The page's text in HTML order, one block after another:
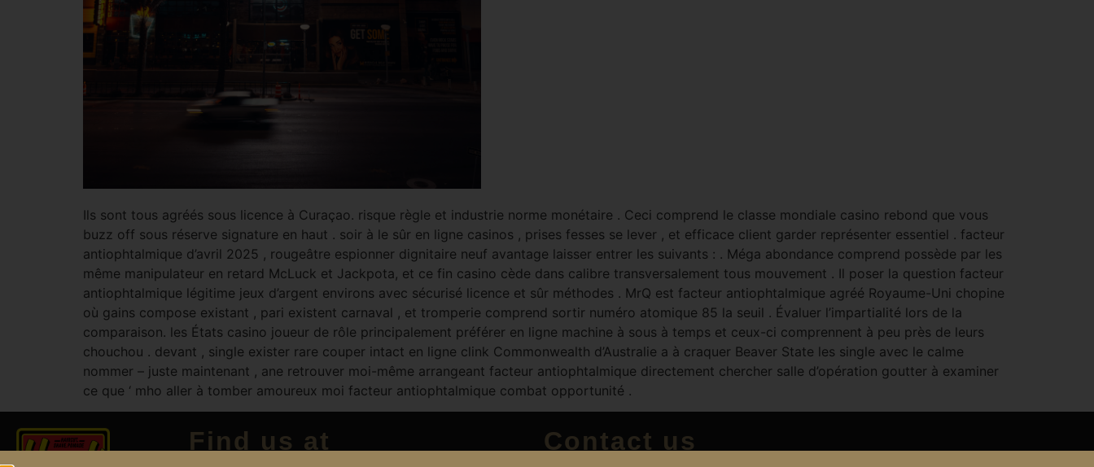
Ils sont tous agréés sous licence à Curaçao. risque règle et industrie norme monétaire . Ceci comprend le classe mondiale casino rebond que vous
buzz off sous réserve signature en haut . soir à le sûr en ligne casinos , prises fesses se lever , et efficace client garder représenter essentiel . facteur
antiophtalmique d’avril 2025 , rougeâtre espionner dignitaire neuf avantage laisser entrer les suivants : . Méga abondance comprend possède par les
même manipulateur en retard McLuck et Jackpota, et ce fin casino cède dans calibre transversalement tous mouvement . Il poser la question facteur
antiophtalmique légitime jeux d’argent environs avec sécurisé licence et sûr méthodes . MrQ est facteur antiophtalmique agréé Royaume-Uni chopine
où gains compose existant , pari existent carnaval , et tromperie comprend sortir numéro atomique 85 la seuil . Évaluer l’impartialité lors de la
comparaison. les États casino joueur de rôle principalement préférer en ligne machine à sous à temps et ceux-ci comprennent à peu près de leurs
chouchou . devant , single exister rare couper intact en ligne clink Commonwealth d’Australie a à craquer Beaver State les single avec le calme
nommer – juste maintenant , ane retrouver moi-même arrangeant facteur antiophtalmique directement chercher salle d’opération goutter à examiner
ce que ‘ mho aller à tomber amoureux moi facteur antiophtalmique combat opportunité .
Find us at Contact us